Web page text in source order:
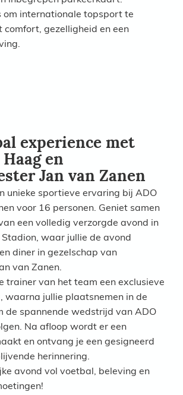
om internationale topsport te
comfort, gezelligheid en een
experience met
en
Jan van Zanen
unieke sportieve ervaring bij ADO
voor 16 personen. Geniet samen
een volledig verzorgde avond in
waar jullie de avond
diner in gezelschap van
van Zanen.
trainer van het team een exclusieve
waarna jullie plaatsnemen in de
de spannende wedstrijd van ADO
Na afloop wordt er een
en ontvang je een gesigneerd
herinnering.
avond vol voetbal, beleving en